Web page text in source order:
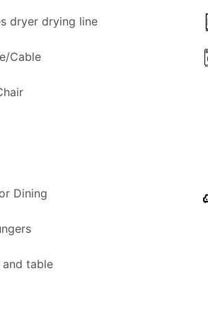
und private Parkplätze befinden
Garten und den Pool und besticht
östlichen Algarve liegt.
dryer drying line
Cable
Dining
and table